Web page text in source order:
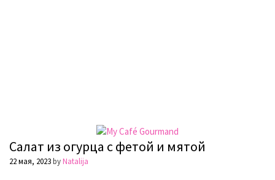
Салат из огурца с фетой и мятой
22 мая, 2023byNatalija